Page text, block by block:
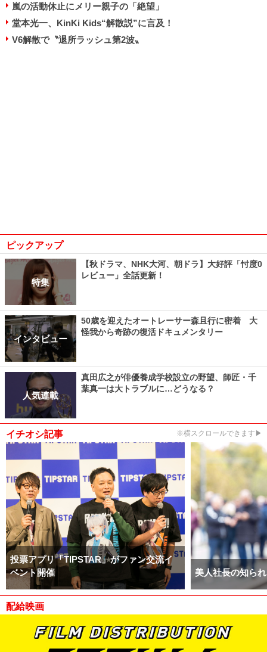
嵐の活動休止にメリー親子の「絶望」
堂本光一、KinKi Kids“解散説”に言及！
V6解散で〝退所ラッシュ第2波〟
ピックアップ
特集
【秋ドラマ、NHK大河、朝ドラ】大好評「忖度0
レビュー」全話更新！
インタビュー
50歳を迎えたオートレーサー森且行に密着 大
怪我から奇跡の復活ドキュメンタリー
人気連載
真田広之が俳優養成学校設立の野望、師匠・千
葉真一は大トラブルに…どうなる？
イチオシ記事 ※横スクロールできます▶
投票アプリ「TIPSTAR」がファン交流イ
ベント開催
美人社長の知ら
配給映画